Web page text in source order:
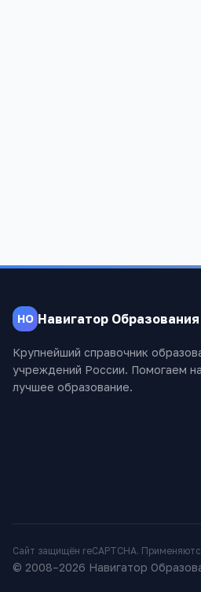
НО Навигатор Образования
Крупнейший справочник
учреждений России. Помогаем
лучшее образование.
Сайт защищён reCAPTCHA.
© 2008–2026 Навигатор